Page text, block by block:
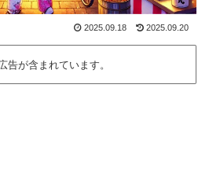
2025.09.18 2025.09.20
告が含まれています。